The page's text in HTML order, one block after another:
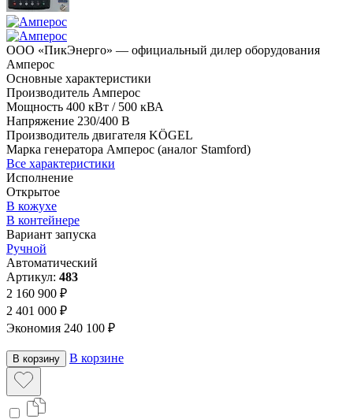
ООО «ПикЭнерго» — официальный дилер оборудования
Амперос
Основные характеристики
Производитель Амперос
Мощность 400 кВт / 500 кВА
Напряжение 230/400 В
Производитель двигателя KÖGEL
Марка генератора Амперос (аналог Stamford)
Все характеристики
Исполнение
Открытое
В кожухе
В контейнере
Вариант запуска
Ручной
Автоматический
Артикул: 483
2 160 900 ₽
2 401 000 ₽
Экономия 240 100 ₽
В корзину В корзине